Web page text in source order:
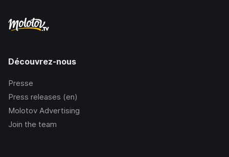
Découvrez-nous
Presse
Press releases (en)
Molotov Advertising
Join the team